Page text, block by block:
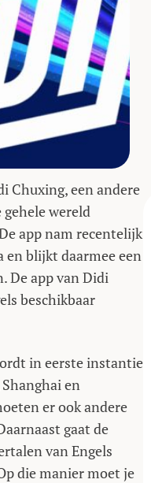
Chuxing, een andere
gehele wereld
app nam recentelijk
en blijkt daarmee een
De app van Didi
beschikbaar
in eerste instantie
en
er ook andere
gaat de
van Engels
die manier moet je